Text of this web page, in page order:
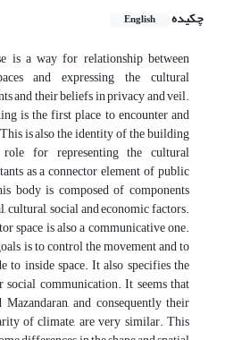
چکیده
English
is a way for relationship between
and expressing the cultural
and their beliefs in privacy and veil.
is the first place to encounter and
is also the identity of the building
for representing the cultural
as a connector element of public
body is composed of components
cultural, social and economic factors.
space is also a communicative one.
is to control the movement and to
to inside space. It also specifies the
communication. It seems that
and consequently their
of climate, are very similar. This